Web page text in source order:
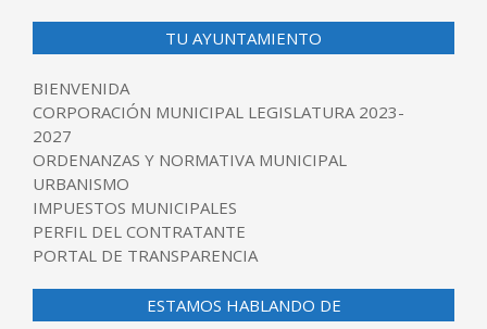
TU AYUNTAMIENTO
BIENVENIDA
CORPORACIÓN MUNICIPAL LEGISLATURA 2023-
2027
ORDENANZAS Y NORMATIVA MUNICIPAL
URBANISMO
IMPUESTOS MUNICIPALES
PERFIL DEL CONTRATANTE
PORTAL DE TRANSPARENCIA
ESTAMOS HABLANDO DE